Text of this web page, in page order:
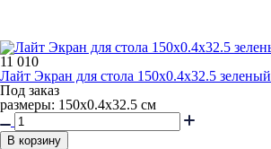
11 010
Лайт Экран для стола 150x0.4x32.5 зеленый
Под заказ
размеры: 150х0.4х32.5 см
В корзину